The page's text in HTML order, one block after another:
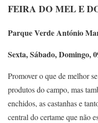
FEIRA DO MEL E
Parque Verde António
Sexta, Sábado, Domingo,
Promover o que de melhor
produtos do campo, mas
enchidos, as castanhas e
central do certame que não